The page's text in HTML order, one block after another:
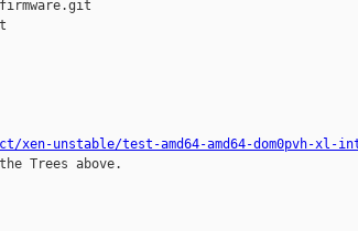
unstable/test-amd64-amd64-dom0pvh-xl-